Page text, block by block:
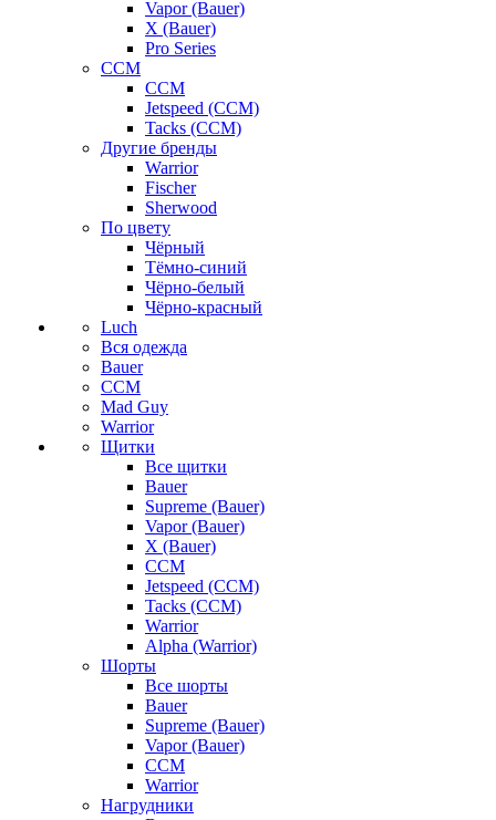
Vapor (Bauer)
X (Bauer)
Pro Series
CCM
CCM
Jetspeed (CCM)
Tacks (CCM)
Другие бренды
Warrior
Fischer
Sherwood
По цвету
Чёрный
Тёмно-синий
Чёрно-белый
Чёрно-красный
Luch
Вся одежда
Bauer
CCM
Mad Guy
Warrior
Щитки
Все щитки
Bauer
Supreme (Bauer)
Vapor (Bauer)
X (Bauer)
CCM
Jetspeed (CCM)
Tacks (CCM)
Warrior
Alpha (Warrior)
Шорты
Все шорты
Bauer
Supreme (Bauer)
Vapor (Bauer)
CCM
Warrior
Нагрудники